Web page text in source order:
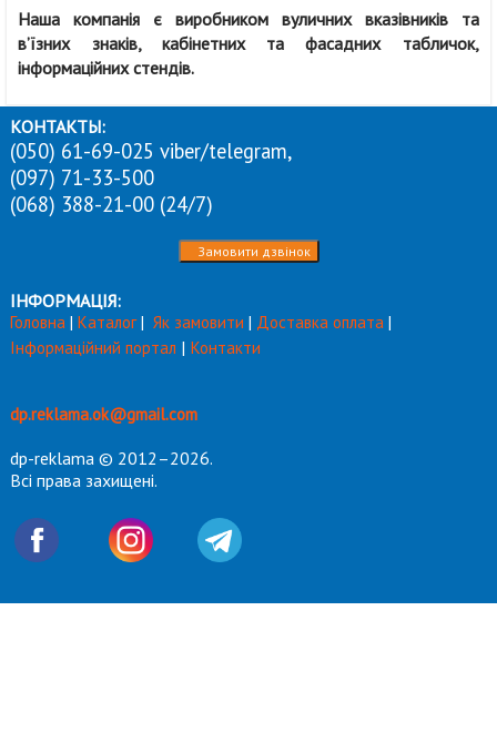
Наша компанія є виробником вуличних вказівників та
в’їзних знаків, кабінетних та фасадних табличок,
інформаційних стендів.
КОНТАКТЫ:
(050) 61-69-025 viber/telegram,
(097) 71-33-500
(068) 388-21-00 (24/7)
ІНФОРМАЦІЯ:
Головна| Каталог| Як замовити | Доставка оплата|
Інформаційний портал | Контакти
dp.reklama.ok@gmail.com
dp-reklama © 2012–2026.
Всі права захищені.